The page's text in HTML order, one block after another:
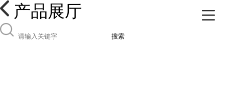
产品展厅
搜索